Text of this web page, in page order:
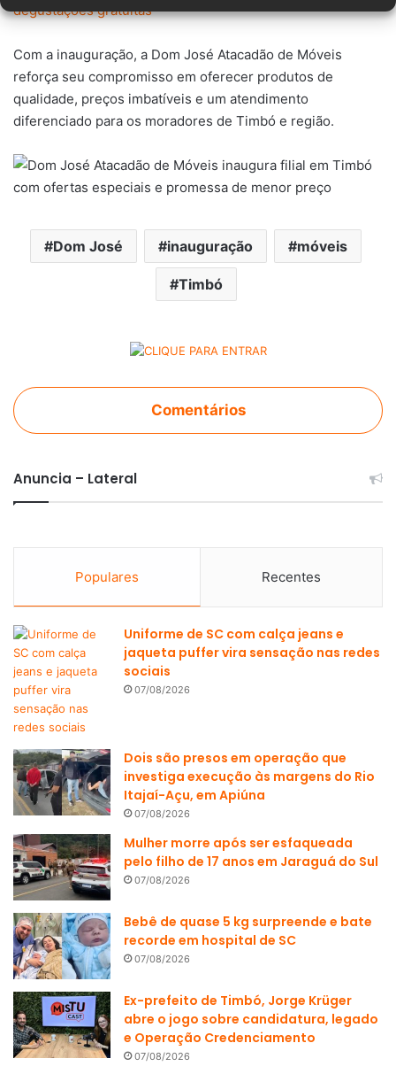
degustações gratuitas
Com a inauguração, a Dom José Atacadão de Móveis
reforça seu compromisso em oferecer produtos de
qualidade, preços imbatíveis e um atendimento
diferenciado para os moradores de Timbó e região.
Dom José inauguração móveis
Timbó
Comentários
Anuncia – Lateral
Populares Recentes
Uniforme de SC com calça jeans e
jaqueta puffer vira sensação nas redes
sociais
07/08/2026
Dois são presos em operação que
investiga execução às margens do Rio
Itajaí-Açu, em Apiúna
07/08/2026
Mulher morre após ser esfaqueada
pelo filho de 17 anos em Jaraguá do Sul
07/08/2026
Bebê de quase 5 kg surpreende e bate
recorde em hospital de SC
07/08/2026
Ex-prefeito de Timbó, Jorge Krüger
abre o jogo sobre candidatura, legado
e Operação Credenciamento
07/08/2026